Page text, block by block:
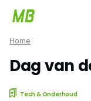
Home
Dag van
Tech & Onderhoud